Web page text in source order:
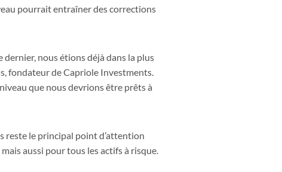
pourrait entraîner des corrections
nous étions déjà dans la plus
fondateur de Capriole Investments.
que nous devrions être prêts à
reste le principal point d’attention
aussi pour tous les actifs à risque.